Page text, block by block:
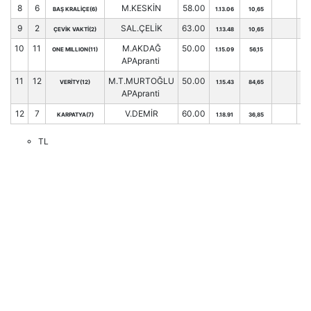
8 6 BAŞ KRALİÇE(6) M.KESKİN 58.00 1.13.06 10,65
9 2 ÇEVİK VAKTİ(2) SAL.ÇELİK 63.00 1.13.48 10,65
10 11 ONE MILLION(11)
M.AKDAĞ
APApranti
50.00 1.15.09 56,15
11 12 VERİTY(12)
M.T.MURTOĞLU
APApranti
50.00 1.15.43 84,65
12 7 KARPATYA(7) V.DEMİR 60.00 1.18.91 36,85
TL